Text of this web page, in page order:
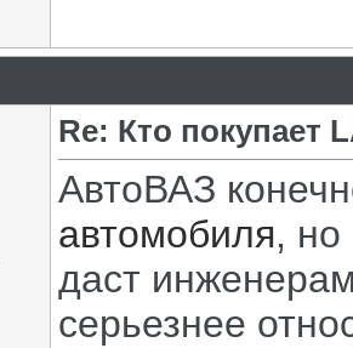
Re: Кто покупает
АвтоВАЗ
автомобиля, но
даст
серьезнее